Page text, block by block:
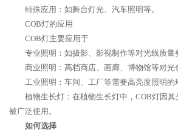
特殊应用：如舞台灯光、汽车照明等。
COB灯的应用
COB灯主要应用于
专业照明：如摄影、影视制作等对光线质量
商业照明：高档商店、画廊、博物馆等对光
工业照明：车间、工厂等需要高亮度照明的
植物生长灯：在植物生长灯中，COB灯因
被广泛使用。
如何选择